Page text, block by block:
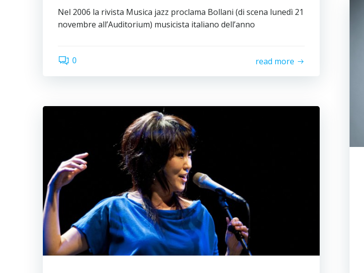
Nel 2006 la rivista Musica jazz proclama Bollani (di scena lunedì 21
novembre all’Auditorium) musicista italiano dell’anno
0 read more